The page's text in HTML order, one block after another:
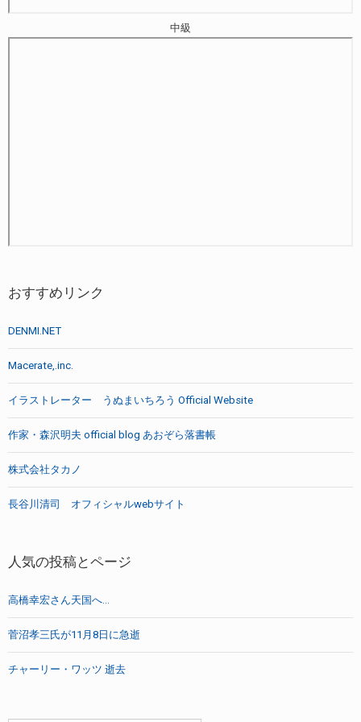
中級
おすすめリンク
DENMI.NET
Macerate,.inc.
イラストレーター うぬまいちろう Official Website
作家・森沢明夫 official blog あおぞら落書帳
株式会社タカノ
長谷川清司 オフィシャルwebサイト
人気の投稿とページ
高橋幸宏さん天国へ…
菅沼孝三氏が11月8日に急逝
チャーリー・ワッツ 逝去